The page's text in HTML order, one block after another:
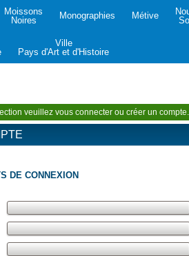
Moissons
Noires
Monographies Métive
Ville
Pays d'Art et d'Histoire
veuillez vous connecter ou créer un compte.
DE CONNEXION